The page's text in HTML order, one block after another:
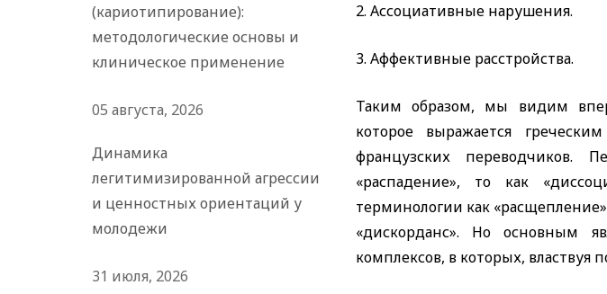
2. Ассоциативные нарушения.
3. Аффективные расстройства.
Таким образом, мы видим
которое выражается
французских переводчиков.
«распадение», то как
терминологии как
«дискорданс». Но основным
комплексов, в которых, властвуя
(кариотипирование):
методологические основы и
клиническое применение
05 августа, 2026
Динамика
легитимизированной агрессии
и ценностных ориентаций у
молодежи
31 июля, 2026